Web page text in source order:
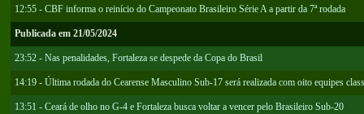
12:55 - CBF informa o reinício do Campeonato Brasileiro Série A a partir da 7ª rodada
Publicada em 21/05/2024
23:52 - Nas penalidades, Fortaleza se despede da Copa do Brasil
14:19 - Última rodada do Cearense Masculino Sub-17 será realizada com oito equipes
13:51 - Ceará de olho no G-4 e Fortaleza busca voltar a vencer pelo Brasileiro Sub-20